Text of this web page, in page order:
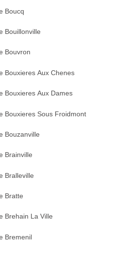
Boucq
Bouillonville
Bouvron
Bouxieres Aux Chenes
Bouxieres Aux Dames
Bouxieres Sous Froidmont
Bouzanville
Brainville
Bralleville
Bratte
Brehain La Ville
Bremenil